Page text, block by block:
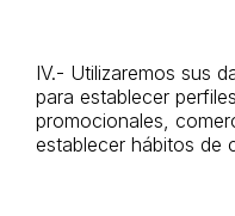
IV.- Utilizaremos sus
para establecer
promocionales,
establecer hábitos de